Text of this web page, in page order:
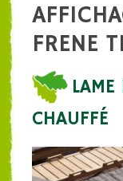
FRENE
CHAUFFÉ